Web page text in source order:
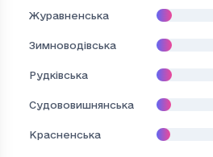
Журавненська
Зимноводівська
Рудківська
Судововишнянська
Красненська